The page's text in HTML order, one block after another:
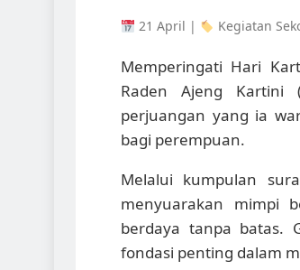
21 April | Kegiatan
Memperingati Hari
Raden Ajeng Kartini
perjuangan yang ia
bagi perempuan.
Melalui kumpulan
menyuarakan mimpi
berdaya tanpa batas.
fondasi penting dalam